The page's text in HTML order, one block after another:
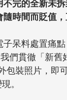
完的全新未
時間而貶值
呆料處置痛
們貫徹「新
包裝照片，即
。